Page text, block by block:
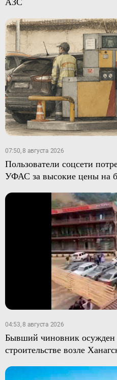
07:50, 8 августа 2026
Пользователи соцсети
УФАС за высокие цены на
04:53, 8 августа 2026
Бывший чиновник осужден
строительстве возле